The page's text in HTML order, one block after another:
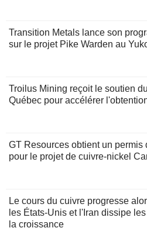
Transition Metals lance son
sur le projet Pike Warden au
Troilus Mining reçoit le soutien
Québec pour accélérer
GT Resources obtient un permis
pour le projet de cuivre-nickel
Le cours du cuivre progresse
les États-Unis et l'Iran dissipe
la croissance